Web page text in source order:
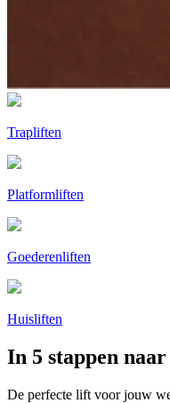
Trapliften
Platformliften
Goederenliften
Huisliften
In 5 stappen
De perfecte lift voor jouw